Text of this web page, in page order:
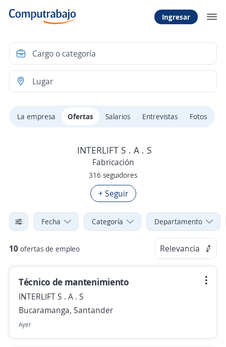
Ingresar
La empresa Ofertas Salarios Entrevistas Fotos
INTERLIFT S . A . S
Fabricación
316 seguidores
+ Seguir
Fecha Categoría Departamento
10 ofertas de empleo Relevancia
Técnico de mantenimiento
INTERLIFT S . A . S
Bucaramanga, Santander
Ayer